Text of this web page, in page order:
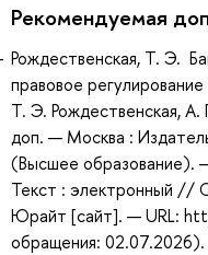
Рекомендуемая
Рождественская, Т. Э.
правовое
Т. Э. Рождественская, А.
доп. — Москва :
(Высшее образование).
Текст : электронный //
Юрайт [сайт]. — URL:
обращения: 02.07.2026).